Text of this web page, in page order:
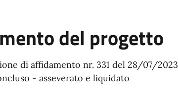
del progetto
di affidamento nr. 331 del 28/07/2023
- asseverato e liquidato